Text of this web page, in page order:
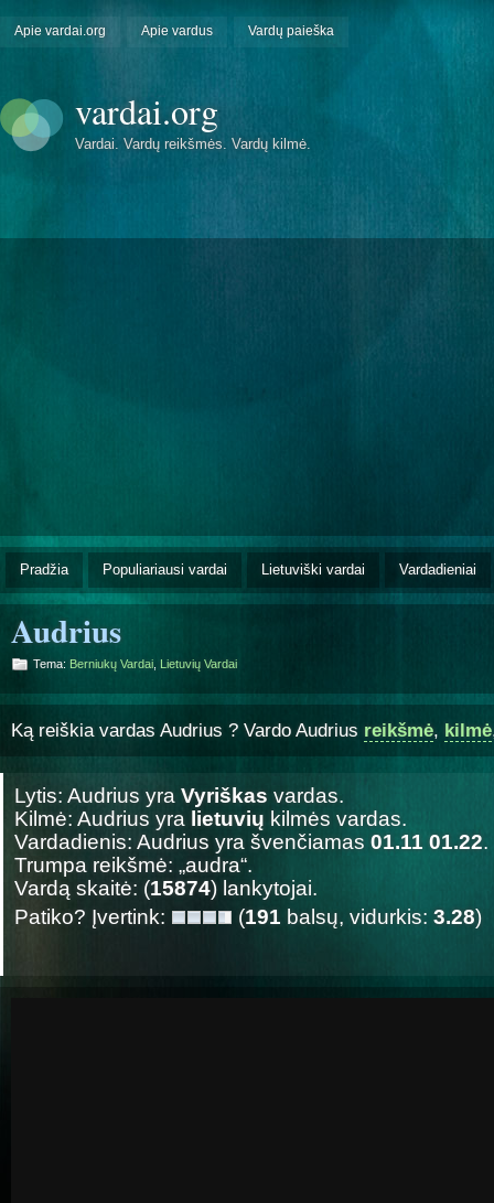
Apie vardai.org Apie vardus Vardų paieška
vardai.org
Vardai. Vardų reikšmės. Vardų kilmė.
Pradžia Populiariausi vardai Lietuviški vardai Vardadieniai
Audrius
Tema: Berniukų Vardai Lietuvių Vardai
Ką reiškia vardas Audrius ? Vardo Audrius reikšmė, kilmė
Lytis: Audrius yra Vyriškas vardas.
Kilmė: Audrius yra lietuvių kilmės vardas.
Vardadienis: Audrius yra švenčiamas 01.11 01.22.
Trumpa reikšmė: „audra“.
Vardą skaitė: (15874) lankytojai.
Patiko? Įvertink:
(191 balsų, vidurkis: 3.28)